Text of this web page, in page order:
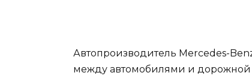
Автопроизводитель Mercedes-
между автомобилями и дорожной